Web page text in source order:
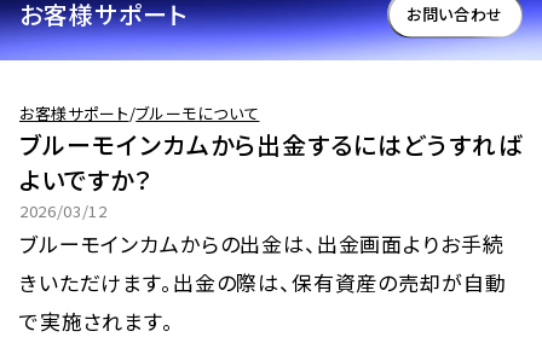
お客様サポート お問い合わせ
お客様サポート/ブルーモについて
ブルーモインカムから出金するにはどうすれば
よいですか？
2026/03/12
ブルーモインカムからの出金は、出金画面よりお手続
きいただけます。出金の際は、保有資産の売却が自動
で実施されます。